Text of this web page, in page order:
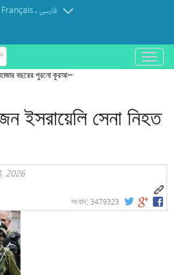
Français.فارسی
باز
و
منو
বছরের পুরনো কুরআনের প্রদর্শনী
ইসরায়েলি সেনা নিহত
2026
সংবাদ: 3479323